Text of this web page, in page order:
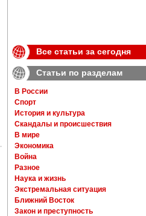
Все статьи за сегодня
Статьи по разделам
В России
Спорт
История и культура
Скандалы и происшествия
В мире
Экономика
Война
Разное
Наука и жизнь
Экстремальная ситуация
Ближний Восток
Закон и преступность